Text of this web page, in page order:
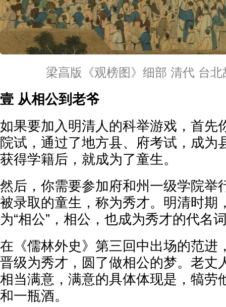
梁亯版《观榜图》细部 清代 台
壹 从相公到老爷
如果要加入明清人的科举游戏，首先
院试，通过了地方县、府考试，成为
获得学籍后，就成为了童生。
然后，你需要参加府和州一级学院举
被录取的童生，称为秀才。明清时期
为“相公”，相公，也成为秀才的代名
在《儒林外史》第三回中出场的范进
晋级为秀才，圆了做相公的梦。老丈
相当满意，满意的具体体现是，犒劳
和一瓶酒。